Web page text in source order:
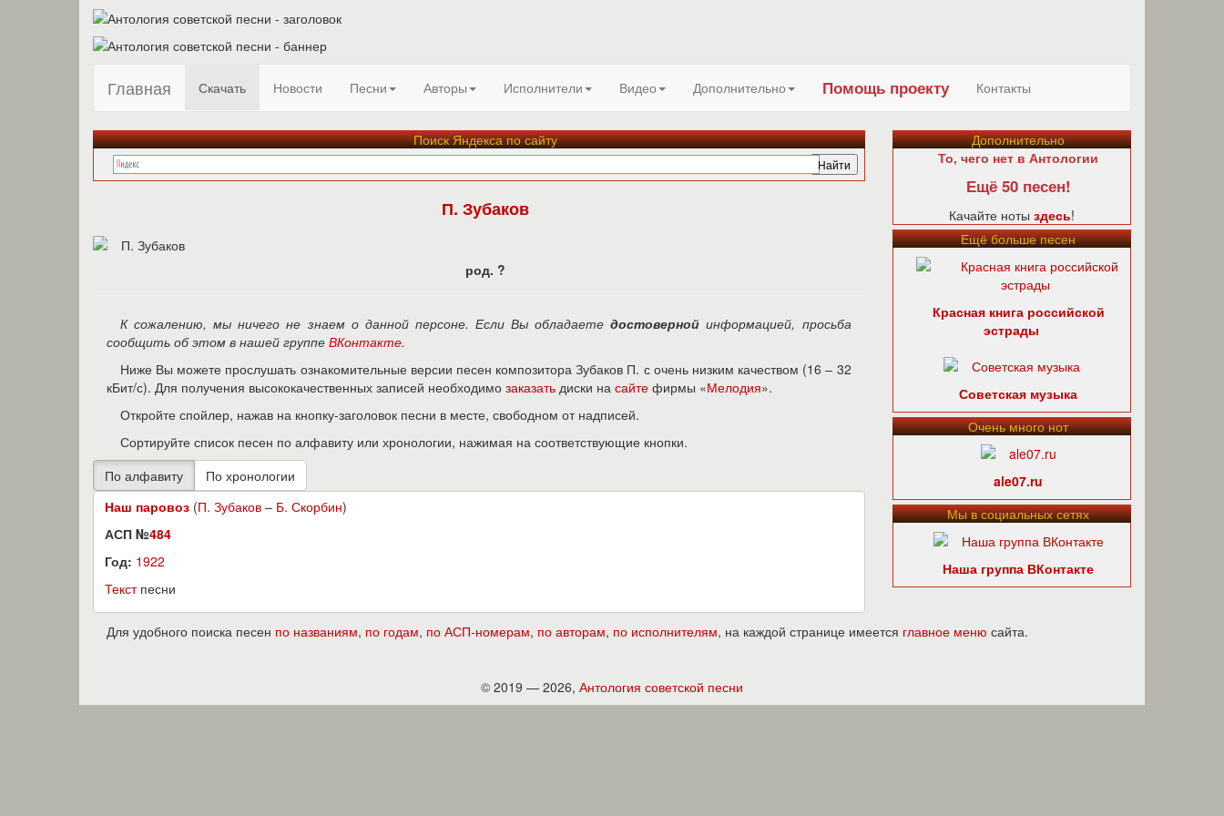
Главная Скачать Новости Песни Авторы Исполнители Видео Дополнительно Помощь проекту Контакты
Поиск Яндекса по сайту
П. Зубаков
род. ?
К сожалению, мы ничего не знаем о данной персоне. Если Вы обладаетедостоверной информацией, просьба
сообщить об этом в нашей группе ВКонтакте.
Ниже Вы можете прослушать ознакомительные версии песен композитора Зубаков П. с очень низким качеством (16 – 32
кБит/с). Для получения высококачественных записей необходимо заказать диски на сайте фирмы «Мелодия».
Откройте спойлер, нажав на кнопку-заголовок песни в месте, свободном от надписей.
Сортируйте список песен по алфавиту или хронологии, нажимая на соответствующие кнопки.
Наш паровоз (П. Зубаков – Б. Скорбин)
АСП №484
Год: 1922
Текстпесни
Дополнительно
То, чего нет в Антологии
Ещё 50 песен!
Качайте ноты здесь!
Ещё больше песен
Красная книга российской
эстрады
Советская музыка
Очень много нот
ale07.ru
Мы в социальных сетях
Наша группа ВКонтакте
Для удобного поиска песен по названиям, по годам, по АСП-номерам, по авторам, по исполнителям, на каждой странице имеется главное меню сайта.
© 2019 — 2026, Антология советской песни